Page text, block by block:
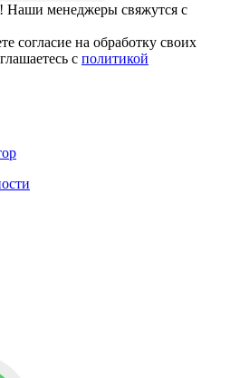
Наши менеджеры свяжутся с
согласие на обработку своих
с политикой